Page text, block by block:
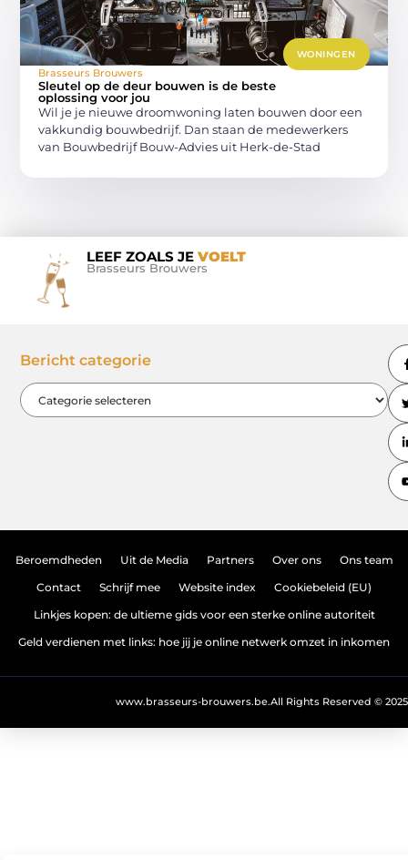
WONINGEN
Brasseurs Brouwers
Sleutel op de deur bouwen is de beste
oplossing voor jou
Wil je je nieuwe droomwoning laten bouwen door een
vakkundig bouwbedrijf. Dan staan de medewerkers
van Bouwbedrijf Bouw-Advies uit Herk-de-Stad
LEEF ZOALS JE VOELT
Brasseurs Brouwers
Bericht categorie
Beroemdheden Uit de Media Partners Over ons Ons team
Contact Schrijf mee Website index Cookiebeleid (EU)
Linkjes kopen: de ultieme gids voor een sterke online autoriteit
Geld verdienen met links: hoe jij je online netwerk omzet in inkomen
All Rights Reserved © 2025
www.brasseurs-brouwers.be.